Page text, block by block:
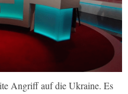
Angriff auf die Ukraine. Es